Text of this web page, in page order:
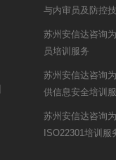
与内审员及防控
苏州安信达咨询
员培训服务
苏州安信达咨询
供信息安全培训
苏州安信达咨询
ISO22301培训服